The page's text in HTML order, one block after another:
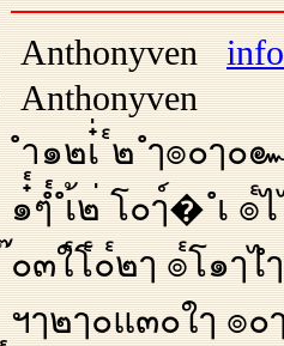
Anthonyven
Anthonyven
ำ๑๒เ๋่ ๎๒ ํๅ๏๐ๅ๐๛
๑๋๎ๆํ๎ ํเ้๒่ โ๐ๅ์� ํเ ๏๎
๐๓ใ๎โ๎๐๎๒ๅ ๏๎โ๑ๅไํ
ฯๅ๒ๅ๐แ๓๐ใๅ ๏